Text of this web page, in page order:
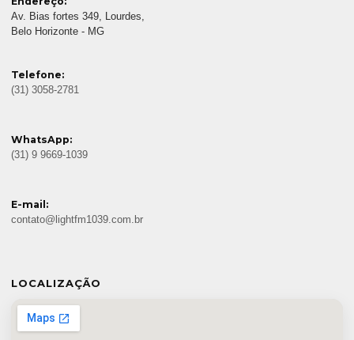
Av. Bias fortes 349, Lourdes,
Belo Horizonte - MG
Telefone:
(31) 3058-2781
WhatsApp:
(31) 9 9669-1039
E-mail:
contato@lightfm1039.com.br
LOCALIZAÇÃO